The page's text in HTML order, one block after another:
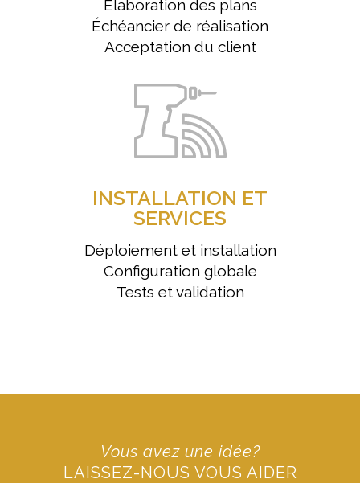
Élaboration des plans
Échéancier de réalisation
Acceptation du client
INSTALLATION ET
SERVICES
Déploiement et installation
Configuration globale
Tests et validation
Vous avez une idée?
LAISSEZ-NOUS VOUS AIDER